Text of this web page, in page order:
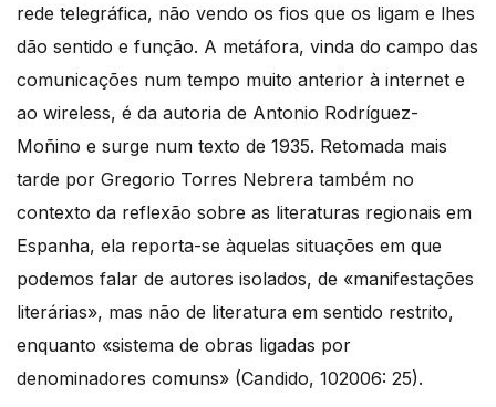
rede telegráfica, não vendo os fios que os ligam e lhes
dão sentido e função. A metáfora, vinda do campo das
comunicações num tempo muito anterior à internet e
ao wireless, é da autoria de Antonio Rodríguez-
Moñino e surge num texto de 1935. Retomada mais
tarde por Gregorio Torres Nebrera também no
contexto da reflexão sobre as literaturas regionais em
Espanha, ela reporta-se àquelas situações em que
podemos falar de autores isolados, de «manifestações
literárias», mas não de literatura em sentido restrito,
enquanto «sistema de obras ligadas por
denominadores comuns» (Candido, 102006: 25).